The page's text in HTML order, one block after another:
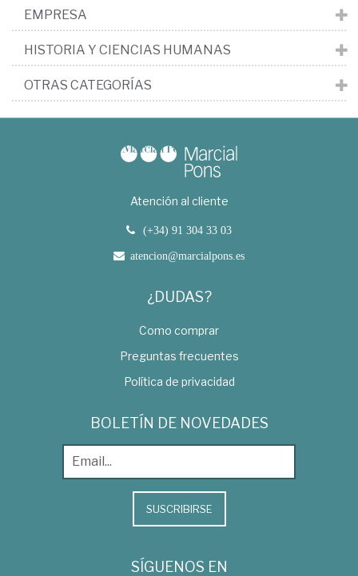
EMPRESA
HISTORIA Y CIENCIAS HUMANAS
OTRAS CATEGORÍAS
Atención al cliente
(+34) 91 304 33 03
atencion@marcialpons.es
¿DUDAS?
Como comprar
Preguntas frecuentes
Política de privacidad
BOLETÍN DE NOVEDADES
SUSCRIBIRSE
SÍGUENOS EN